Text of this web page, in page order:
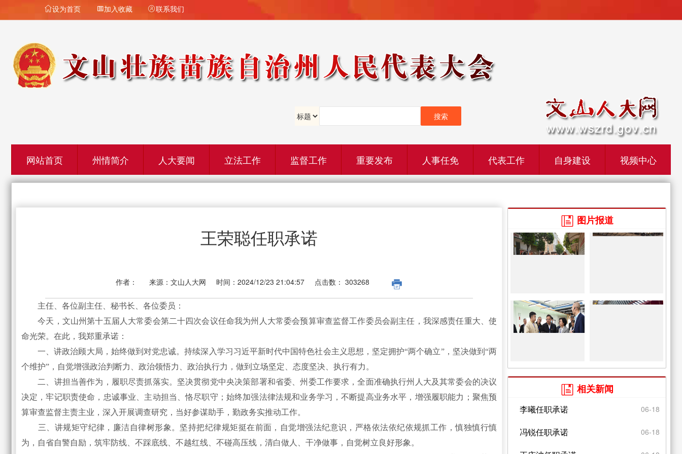
设为首页 加入收藏 联系我们
网站首页 州情简介 人大要闻 立法工作 监督工作 重要发布 人事任免 代表工作 自身建设 视频中心
王荣聪任职承诺
作者： 来源：文山人大网 时间：2024/12/23 21:04:57 点击数： 303268
主任、各位副主任、秘书长、各位委员：
今天，文山州第十五届人大常委会第二十四次会议任命我为州人大常委会预算审查监督工作委员会副主任，我深感责任重大、使
命光荣。在此，我郑重承诺：
一、讲政治顾大局，始终做到对党忠诚。持续深入学习习近平新时代中国特色社会主义思想，坚定拥护“两个确立”，坚决做到“两
个维护”，自觉增强政治判断力、政治领悟力、政治执行力，做到立场坚定、态度坚决、执行有力。
二、讲担当善作为，履职尽责抓落实。坚决贯彻党中央决策部署和省委、州委工作要求，全面准确执行州人大及其常委会的决议
决定，牢记职责使命，忠诚事业、主动担当、恪尽职守；始终加强法律法规和业务学习，不断提高业务水平，增强履职能力；聚焦预
算审查监督主责主业，深入开展调查研究，当好参谋助手，勤政务实推动工作。
三、讲规矩守纪律，廉洁自律树形象。坚持把纪律规矩挺在前面，自觉增强法纪意识，严格依法依纪依规抓工作，慎独慎行慎
为，自省自警自励，筑牢防线、不踩底线、不越红线、不碰高压线，清白做人、干净做事，自觉树立良好形象。
 图片报道
 相关新闻
李曦任职承诺 06-18
冯锐任职承诺 06-18